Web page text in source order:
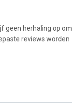
geen herhaling op om
reviews worden